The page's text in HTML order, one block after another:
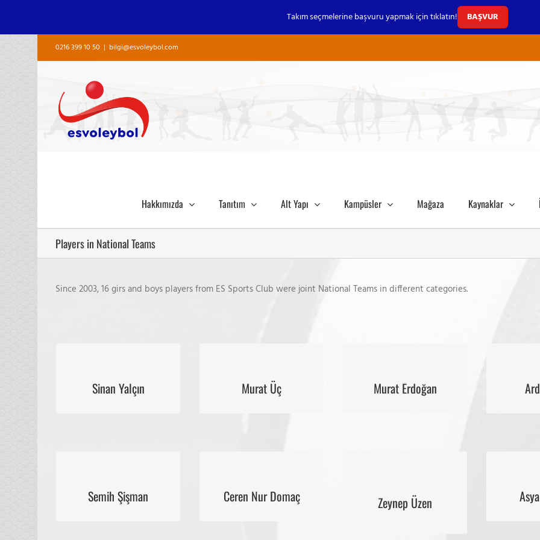
0216 399 10 50 | bilgi@esvoleybol.com
Hakkımızda Tanıtım Alt Yapı Kampüsler Mağaza Kaynaklar
Players in National Teams
Since 2003, 16 girs and boys players from ES Sports Club were joint National Teams in different categories.
Sinan Yalçın
2016 U17 National Team Murat Üç
2016 U19 National Team Murat Erdoğan
2016 U19 National Team 2015
Semih Şişman
2015 U17 National Team Ceren Nur Domaç
2015 U18 National Team Zeynep Üzen
2014 U16 National Team
2014 U18 National Team
2014
Takım seçmelerine başvuru yapmak için tıklatın! BAŞVUR